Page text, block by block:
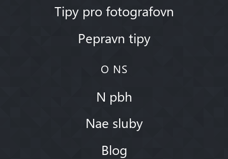
Tipy pro fotografovn
Pepravn tipy
O NS
N pbh
Nae sluby
Blog